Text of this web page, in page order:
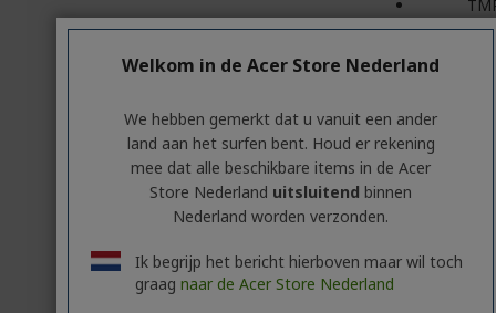
TMZ5-
Welkom in de Acer Store Nederland
We hebben gemerkt dat u vanuit een ander
land aan het surfen bent. Houd er rekening
mee dat alle beschikbare items in de Acer
Store Nederland uitsluitend binnen
Nederland worden verzonden.
Ik begrijp het bericht hierboven maar wil toch
graag naar de Acer Store Nederland